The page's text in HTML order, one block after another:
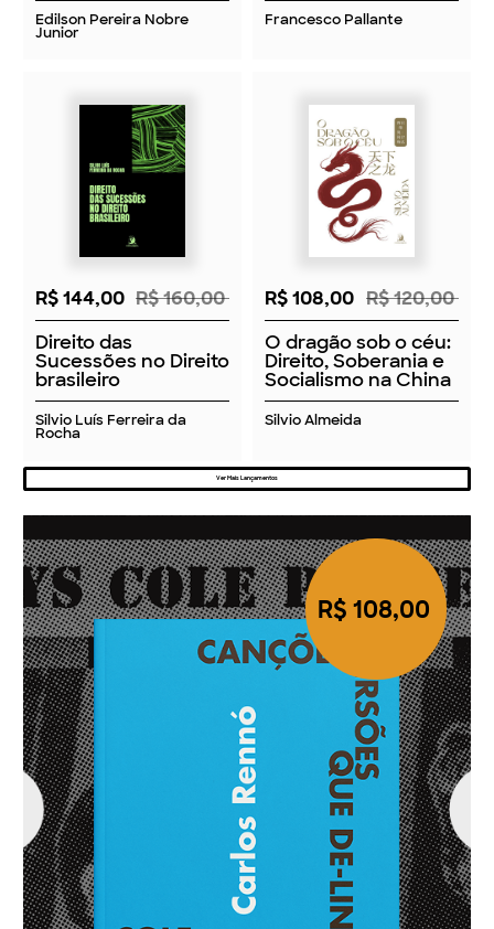
Edilson Pereira Nobre
Junior
Francesco Pallante
R$ 144,00 R$ 160,00
Direito das
Sucessões no Direito
brasileiro
Silvio Luís Ferreira da
Rocha
R$ 108,00 R$ 120,00
O dragão sob o céu:
Direito, Soberania e
Socialismo na China
Silvio Almeida
Ver Mais Lançamentos
R$ 108,00